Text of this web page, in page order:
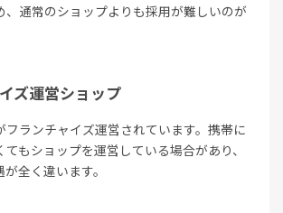
、通常のショップよりも採用が難しいのが
ズ運営ショップ
フランチャイズ運営されています。携帯に
もショップを運営している場合があり、
全く違います。